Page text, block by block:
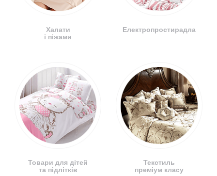
Халати
і піжами
Товари для дітей
та підлітків
Електропростирадла
Текстиль
преміум класу